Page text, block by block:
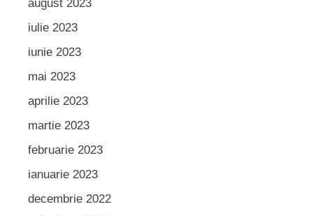
august 2023
iulie 2023
iunie 2023
mai 2023
aprilie 2023
martie 2023
februarie 2023
ianuarie 2023
decembrie 2022